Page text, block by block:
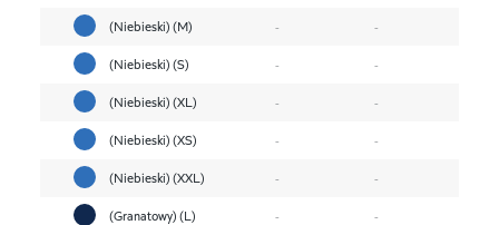
(Niebieski) (M)
-
-
(Niebieski) (S)
-
-
(Niebieski) (XL)
-
-
(Niebieski) (XS)
-
-
(Niebieski) (XXL)
-
-
(Granatowy) (L)
-
-